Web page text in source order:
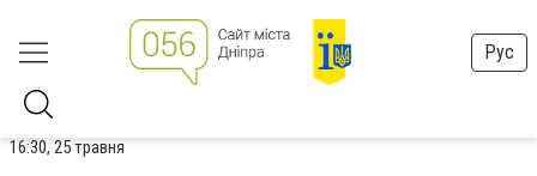
Рус
16:30, 25 травня